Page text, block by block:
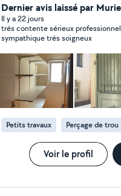
-Étagère sur mesure... -
...installation évier ...plaque
plafonnier - Miroirs ,cadres à poser - Rénovations
meubles - Changement de serrure cylindre poignée
etc.. - Ouverture porte
Changement siphon
dans la cuisine ,salle de
WC, chasse d'eau,
Travaux jardinage - Taillage Haie , nettoyage jardin
complet. Debarassage etc..
-Passer le Karcher terrasse etc ... -
déménagement . N'hésitez pas à me contacter ,
réponse assurée. Dispo
Dernier avis laissé par
Il y a 22 jours
trés contente sérieux
sympathique trés soigneux
Petits travaux Perçage de trou
Voir le profil